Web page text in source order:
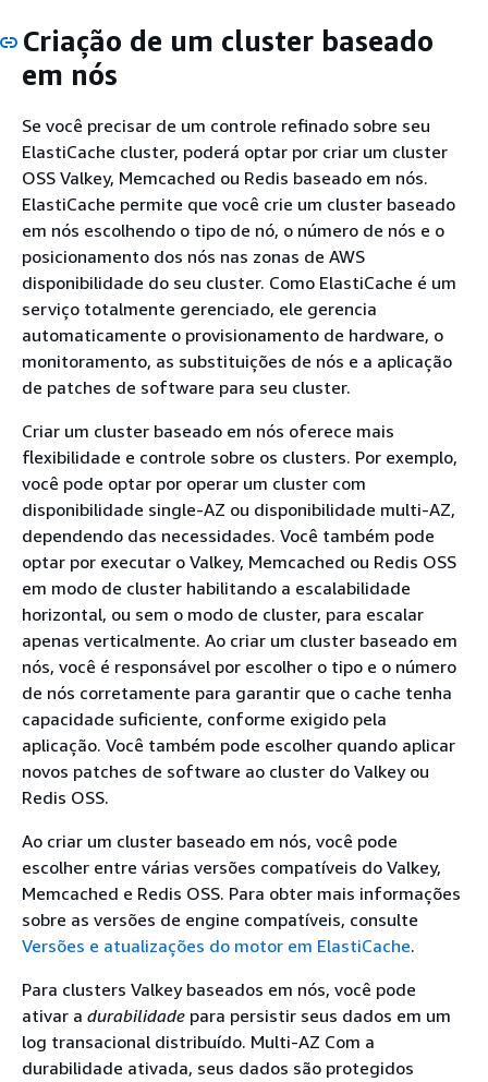
Criação de um cluster baseado
em nós
Se você precisar de um controle refinado sobre seu
ElastiCache cluster, poderá optar por criar um cluster
OSS Valkey, Memcached ou Redis baseado em nós.
ElastiCache permite que você crie um cluster baseado
em nós escolhendo o tipo de nó, o número de nós e o
posicionamento dos nós nas zonas de AWS
disponibilidade do seu cluster. Como ElastiCache é um
serviço totalmente gerenciado, ele gerencia
automaticamente o provisionamento de hardware, o
monitoramento, as substituições de nós e a aplicação
de patches de software para seu cluster.
Criar um cluster baseado em nós oferece mais
flexibilidade e controle sobre os clusters. Por exemplo,
você pode optar por operar um cluster com
disponibilidade single-AZ ou disponibilidade multi-AZ,
dependendo das necessidades. Você também pode
optar por executar o Valkey, Memcached ou Redis OSS
em modo de cluster habilitando a escalabilidade
horizontal, ou sem o modo de cluster, para escalar
apenas verticalmente. Ao criar um cluster baseado em
nós, você é responsável por escolher o tipo e o número
de nós corretamente para garantir que o cache tenha
capacidade suficiente, conforme exigido pela
aplicação. Você também pode escolher quando aplicar
novos patches de software ao cluster do Valkey ou
Redis OSS.
Ao criar um cluster baseado em nós, você pode
escolher entre várias versões compatíveis do Valkey,
Memcached e Redis OSS. Para obter mais informações
sobre as versões de engine compatíveis, consulte
Versões e atualizações do motor em ElastiCache.
Para clusters Valkey baseados em nós, você pode
ativar a durabilidade para persistir seus dados em um
log transacional distribuído. Multi-AZ Com a
durabilidade ativada, seus dados são protegidos